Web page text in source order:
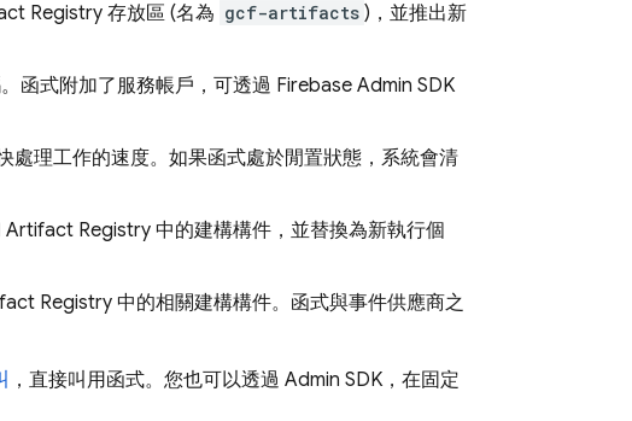
Registry 存放區 (名為 gcf-artifacts )，並推出新
函式附加了服務帳戶，可透過 Firebase Admin SDK
處理工作的速度。如果函式處於閒置狀態，系統會清
Artifact Registry 中的建構構件，並替換為新執行個
Registry 中的相關建構構件。函式與事件供應商之
，直接叫用函式。您也可以透過 Admin SDK ，在固定